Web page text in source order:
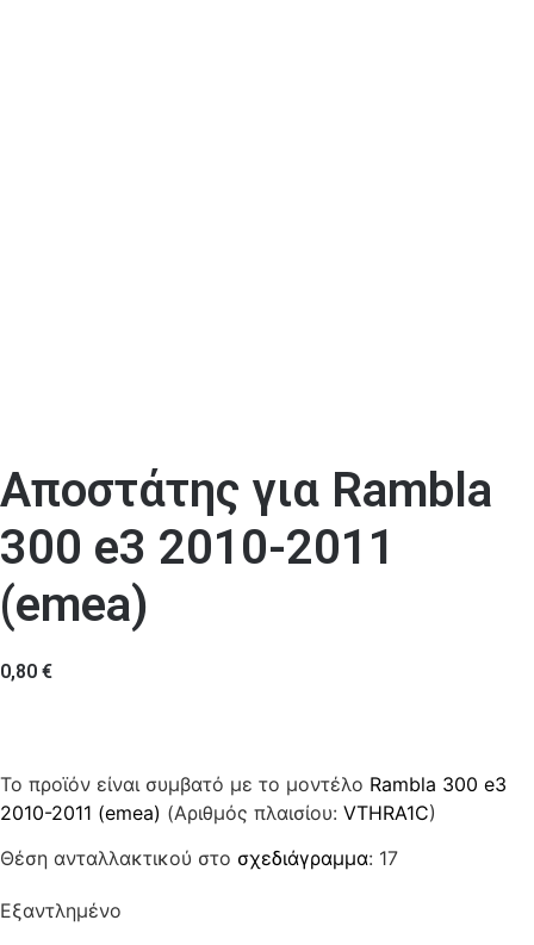
Αποστάτης για Rambla
300 e3 2010-2011
(emea)
0,80 €
Το προϊόν είναι συμβατό με το μοντέλο Rambla 300 e3
2010-2011 (emea) (Αριθμός πλαισίου: VTHRA1C)
Θέση ανταλλακτικού στο σχεδιάγραμμα: 17
Εξαντλημένο